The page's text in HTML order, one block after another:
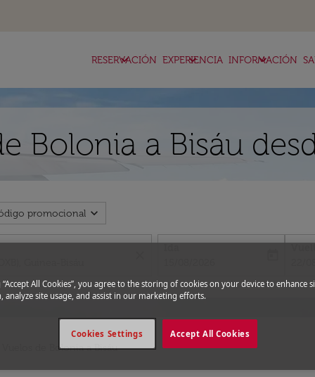
RESERVACIÓN
keyboard_arrow_down EXPERIENCIA
keyboard_arrow_down INFORMACIÓN
keyboard_arrow_down
Bolonia a Bisáu
promocional expand_more
fc-
Vuelos de Bolonia a Bisáu
“Accept All Cookies”, you agree to the storing of cookies on your device to enhance
analyze site usage, and assist in our marketing efforts.
Accept All Cookies
Cookies Settings